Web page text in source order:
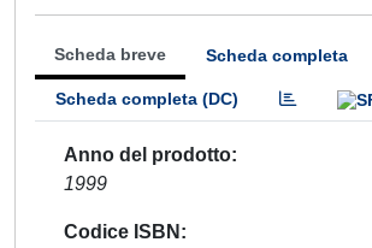
Scheda breve Scheda completa
Scheda completa (DC)
Anno del prodotto
1999
Codice ISBN